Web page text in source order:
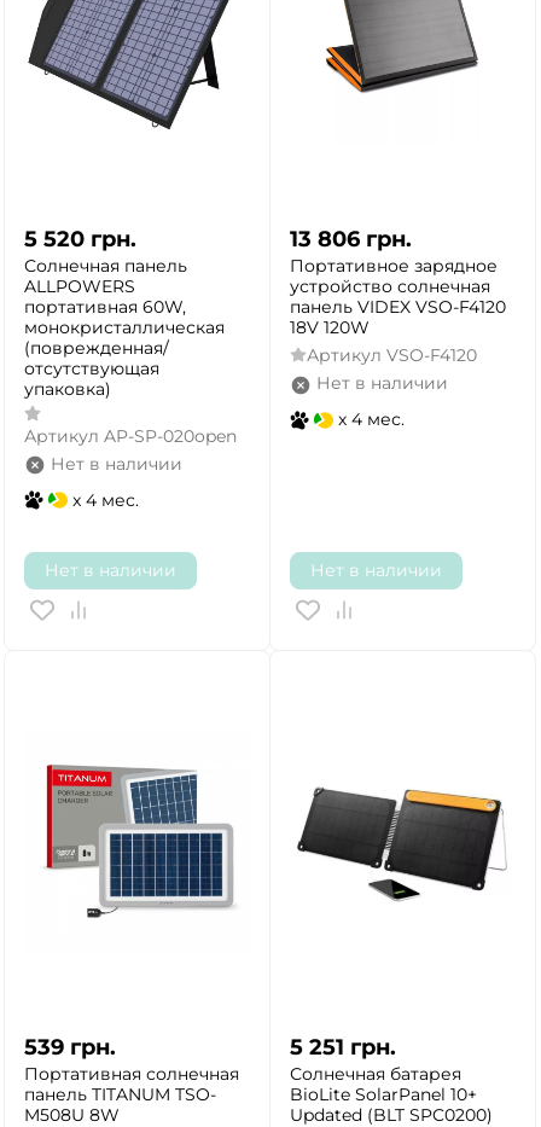
5 520 грн.
Солнечная панель
ALLPOWERS
портативная 60W,
монокристаллическая
(поврежденная/
отсутствующая
упаковка)
Артикул AP-SP-020open
Нет в наличии
x 4 мес.
Нет в наличии
13 806 грн.
Портативное зарядное
устройство солнечная
панель VIDEX VSO-F4120
18V 120W
Артикул VSO-F4120
Нет в наличии
x 4 мес.
Нет в наличии
539 грн.
Портативная солнечная
панель TITANUM TSO-
M508U 8W
5 251 грн.
Солнечная батарея
BioLite SolarPanel 10+
Updated (BLT SPC0200)